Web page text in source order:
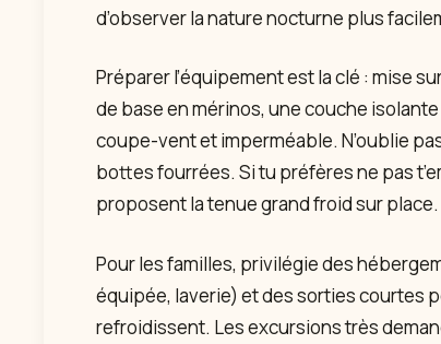
d’observer la nature nocturne plus
Préparer l’équipement est la clé : mise
de base en mérinos, une couche
coupe-vent et imperméable. N’oublie
bottes fourrées. Si tu préfères ne pas
proposent la tenue grand froid sur place.
Pour les familles, privilégie des
équipée, laverie) et des sorties courtes
refroidissent. Les excursions très